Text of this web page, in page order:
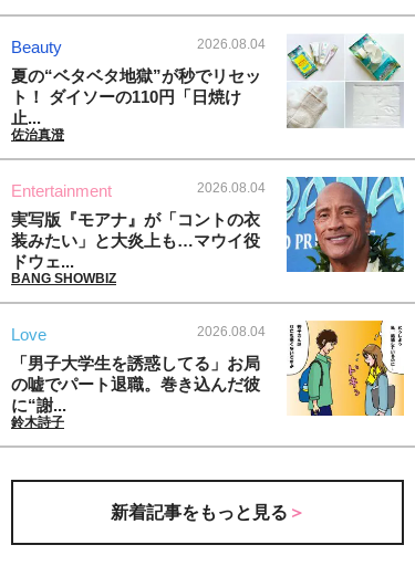
Beauty 2026.08.04
夏の“ベタベタ地獄”が秒でリセッ
ト！ ダイソーの110円「日焼け
止...
佐治真澄
Entertainment 2026.08.04
実写版『モアナ』が「コントの衣
装みたい」と大炎上も…マウイ役
ドウェ...
BANG SHOWBIZ
Love 2026.08.04
「男子大学生を誘惑してる」お局
の嘘でパート退職。巻き込んだ彼
に“謝...
鈴木詩子
新着記事をもっと見る